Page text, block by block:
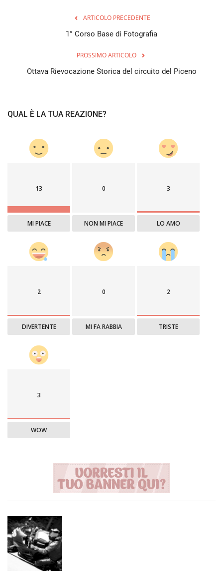
ARTICOLO PRECEDENTE
1° Corso Base di Fotografia
PROSSIMO ARTICOLO
Ottava Rievocazione Storica del circuito del Piceno
QUAL È LA TUA REAZIONE?
13
MI PIACE
0
NON MI PIACE
3
LO AMO
2
DIVERTENTE
0
MI FA RABBIA
2
TRISTE
3
WOW